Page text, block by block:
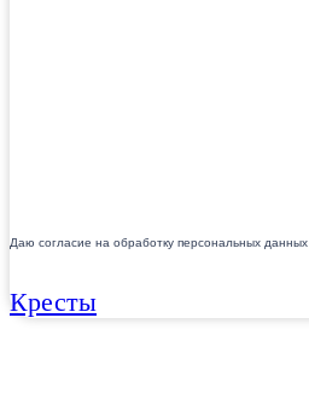
Даю согласие на обработку персональных данных
Кресты